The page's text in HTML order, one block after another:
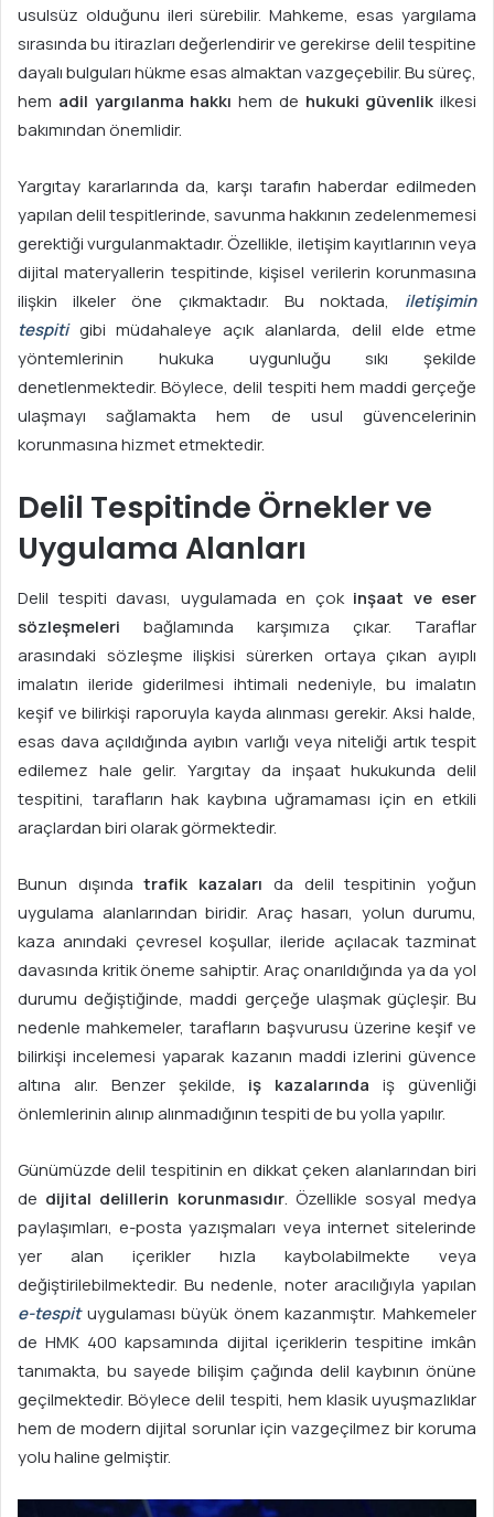
usulsüz olduğunu ileri sürebilir. Mahkeme, esas yargılama
sırasında bu itirazları değerlendirir ve gerekirse delil tespitine
dayalı bulguları hükme esas almaktan vazgeçebilir. Bu süreç,
hem adil yargılanma hakkı hem de hukuki güvenlik ilkesi
bakımından önemlidir.
Yargıtay kararlarında da, karşı tarafın haberdar edilmeden
yapılan delil tespitlerinde, savunma hakkının zedelenmemesi
gerektiği vurgulanmaktadır. Özellikle, iletişim kayıtlarının veya
dijital materyallerin tespitinde, kişisel verilerin korunmasına
ilişkin ilkeler öne çıkmaktadır. Bu noktada, iletişimin
tespitigibi müdahaleye açık alanlarda, delil elde etme
yöntemlerinin hukuka uygunluğu sıkı şekilde
denetlenmektedir. Böylece, delil tespiti hem maddi gerçeğe
ulaşmayı sağlamakta hem de usul güvencelerinin
korunmasına hizmet etmektedir.
Delil Tespitinde Örnekler ve
Uygulama Alanları
Delil tespiti davası, uygulamada en çok inşaat ve eser
sözleşmeleri bağlamında karşımıza çıkar. Taraflar
arasındaki sözleşme ilişkisi sürerken ortaya çıkan ayıplı
imalatın ileride giderilmesi ihtimali nedeniyle, bu imalatın
keşif ve bilirkişi raporuyla kayda alınması gerekir. Aksi halde,
esas dava açıldığında ayıbın varlığı veya niteliği artık tespit
edilemez hale gelir. Yargıtay da inşaat hukukunda delil
tespitini, tarafların hak kaybına uğramaması için en etkili
araçlardan biri olarak görmektedir.
Bunun dışındatrafik kazaları da delil tespitinin yoğun
uygulama alanlarından biridir. Araç hasarı, yolun durumu,
kaza anındaki çevresel koşullar, ileride açılacak tazminat
davasında kritik öneme sahiptir. Araç onarıldığında ya da yol
durumu değiştiğinde, maddi gerçeğe ulaşmak güçleşir. Bu
nedenle mahkemeler, tarafların başvurusu üzerine keşif ve
bilirkişi incelemesi yaparak kazanın maddi izlerini güvence
altına alır. Benzer şekilde, iş kazalarında iş güvenliği
önlemlerinin alınıp alınmadığının tespiti de bu yolla yapılır.
Günümüzde delil tespitinin en dikkat çeken alanlarından biri
de dijital delillerin korunmasıdır. Özellikle sosyal medya
paylaşımları, e-posta yazışmaları veya internet sitelerinde
yer alan içerikler hızla kaybolabilmekte veya
değiştirilebilmektedir. Bu nedenle, noter aracılığıyla yapılan
e-tespituygulaması büyük önem kazanmıştır. Mahkemeler
de HMK 400 kapsamında dijital içeriklerin tespitine imkân
tanımakta, bu sayede bilişim çağında delil kaybının önüne
geçilmektedir. Böylece delil tespiti, hem klasik uyuşmazlıklar
hem de modern dijital sorunlar için vazgeçilmez bir koruma
yolu haline gelmiştir.